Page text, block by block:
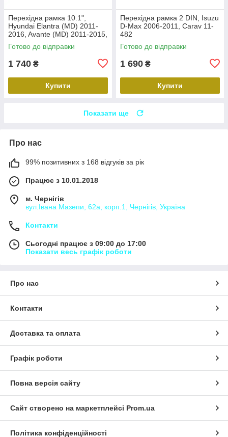
Перехідна рамка 10.1",
Hyundai Elantra (MD) 2011-
2016, Avante (MD) 2011-2015,
Carav 22-2314
Готово до відправки
1 740 ₴
Купити
Перехідна рамка 2 DIN, Isuzu
D-Max 2006-2011, Carav 11-
482
Готово до відправки
1 690 ₴
Купити
Показати ще
Про нас
99% позитивних з 168 відгуків за рік
Працює з 10.01.2018
м. Чернігів
вул.Івана Мазепи, 62а, корп.1, Чернігів, Україна
Контакти
Сьогодні працює з 09:00 до 17:00
Показати весь графік роботи
Про нас
Контакти
Доставка та оплата
Графік роботи
Повна версія сайту
Сайт створено на маркетплейсі Prom.ua
Політика конфіденційності